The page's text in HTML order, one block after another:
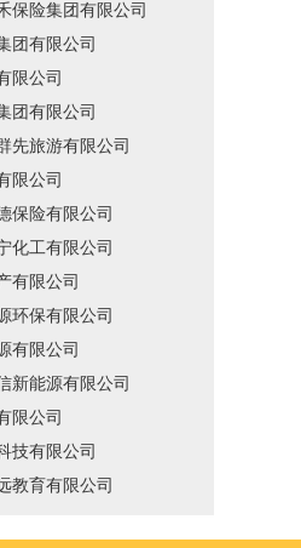
保险集团有限公司
团有限公司
限公司
团有限公司
先旅游有限公司
限公司
保险有限公司
化工有限公司
有限公司
环保有限公司
有限公司
新能源有限公司
限公司
技有限公司
教育有限公司